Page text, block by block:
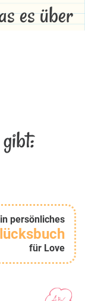
es über
persönliches
für Love